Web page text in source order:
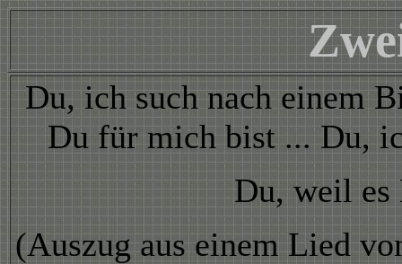
Du, ich such nach einem
Du für mich bist ... Du,
Du, weil es
(Auszug aus einem Lied